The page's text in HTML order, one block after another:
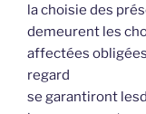
la choisie des
demeurent les
affectées
regard
se garantiront